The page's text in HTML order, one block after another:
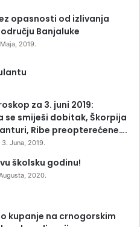
opasnosti od izlivanja
Banjaluke
2019.
za 3. juni 2019:
se smiješi dobitak, Škorpija
Ribe preopterećene….
Juna, 2019.
školsku godinu!
2020.
kupanje na crnogorskim